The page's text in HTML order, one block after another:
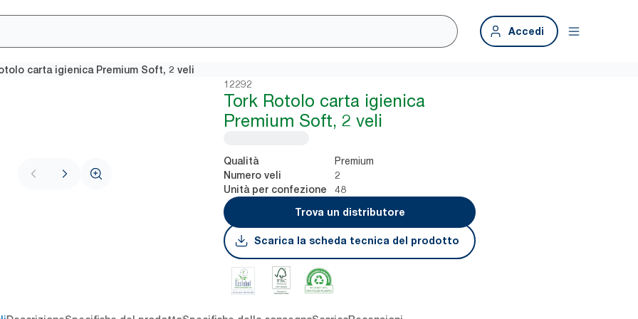
Accedi
carta igienica Premium Soft, 2 veli
12292
Tork Rotolo carta igienica
Premium Soft, 2 veli
Qualità Premium
Numero veli 2
Unità per confezione
48
Trova un distributore
Scarica la scheda tecnica del prodotto